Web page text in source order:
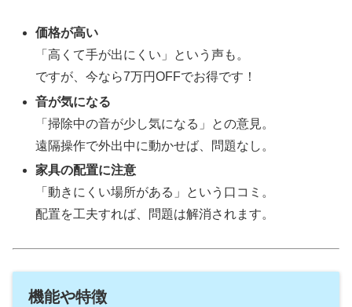
価格が高い
「高くて手が出にくい」という声も。
ですが、今なら7万円OFFでお得です！
音が気になる
「掃除中の音が少し気になる」との意見。
遠隔操作で外出中に動かせば、問題なし。
家具の配置に注意
「動きにくい場所がある」という口コミ。
配置を工夫すれば、問題は解消されます。
機能や特徴